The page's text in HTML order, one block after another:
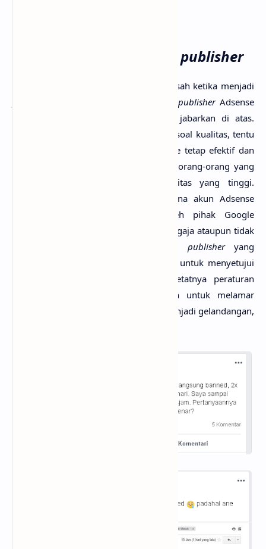
publisher
Ada banyak hal yang menjadi keluh kesah ketika menjadi
publisherAdsense
tidak sesederhana seperti yang saya jabarkan di atas.
Sebelumnya saya sudah menyinggung soal kualitas, tentu
saja agar jaringan yang dimiliki Google tetap efektif dan
efisien pihak Google hanya menerima orang-orang yang
memiliki profesionalisme dan integritas yang tinggi.
Banyak blogger yang mengeluh karena akun Adsense
mereka dibanned atau diblokir oleh pihak Google
disebabkan kesalahan yang mereka sengaja ataupun tidak
publisheryang
mengeluh karena pihak Google susah untuk menyetujui
permintaan menjadi mitra karena ketatnya peraturan
Google, tentu sajalah, bagaimanapun untuk melamar
gadis kerajaan kamu tidak mungkin menjadi gelandangan,